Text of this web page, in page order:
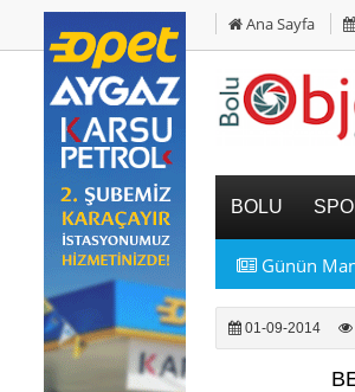
Ana Sayfa
BOLU
Günün
01-09-2014